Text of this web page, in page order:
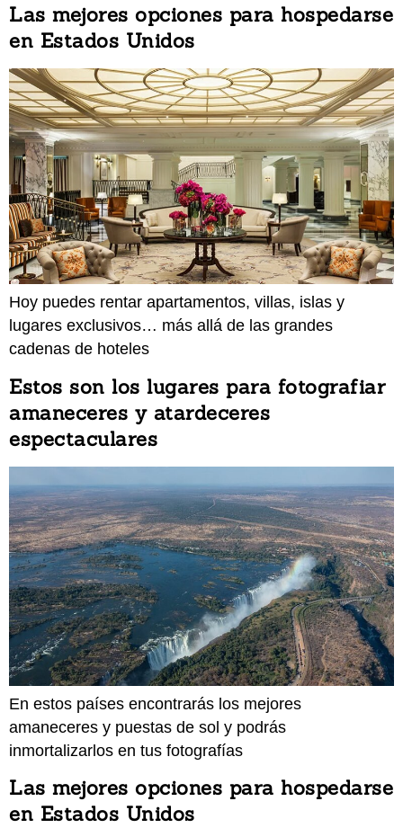
Las mejores opciones para hospedarse
en Estados Unidos
Hoy puedes rentar apartamentos, villas, islas y
lugares exclusivos… más allá de las grandes
cadenas de hoteles
Estos son los lugares para fotografiar
amaneceres y atardeceres
espectaculares
En estos países encontrarás los mejores
amaneceres y puestas de sol y podrás
inmortalizarlos en tus fotografías
Las mejores opciones para hospedarse
en Estados Unidos